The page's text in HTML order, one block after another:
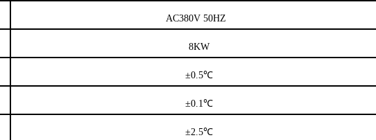
AC380V 50HZ
8KW
±0.5℃
±0.1℃
±2.5℃